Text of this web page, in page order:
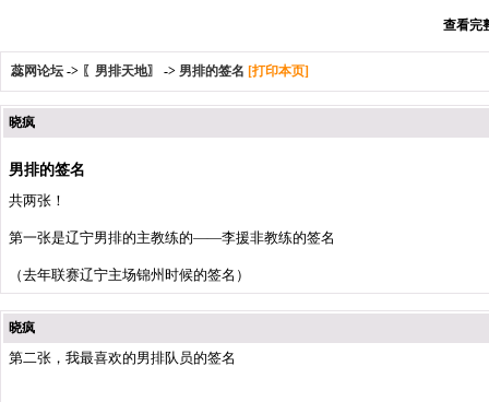
查看完
蕊网论坛 -> 〖男排天地〗 -> 男排的签名 [打印本页]
晓疯
男排的签名
共两张！
第一张是辽宁男排的主教练的——李援非教练的签名
（去年联赛辽宁主场锦州时候的签名）
晓疯
第二张，我最喜欢的男排队员的签名